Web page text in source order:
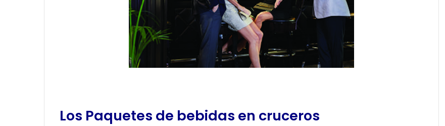
Los Paquetes de bebidas en cruceros